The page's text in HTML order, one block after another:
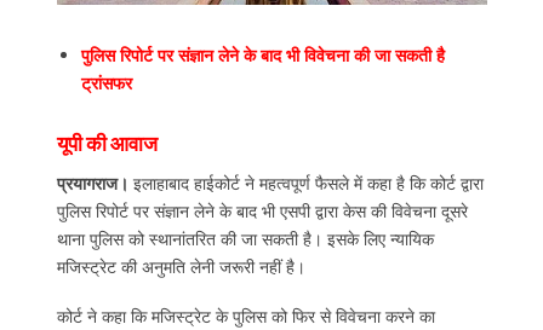
पुलिस रिपोर्ट पर संज्ञान लेने के बाद भी विवेचना की जा सकती है
ट्रांसफर
यूपी की आवाज
प्रयागराज। इलाहाबाद हाईकोर्ट ने महत्वपूर्ण फैसले में कहा है कि कोर्ट द्वारा
पुलिस रिपोर्ट पर संज्ञान लेने के बाद भी एसपी द्वारा केस की विवेचना दूसरे
थाना पुलिस को स्थानांतरित की जा सकती है। इसके लिए न्यायिक
मजिस्ट्रेट की अनुमति लेनी जरूरी नहीं है।
कोर्ट ने कहा कि मजिस्ट्रेट के पुलिस को फिर से विवेचना करने का